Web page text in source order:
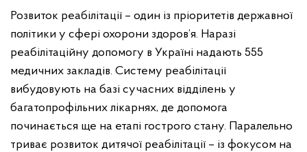
Розвиток реабілітації – один із пріоритетів державної
політики у сфері охорони здоров’я. Наразі
реабілітаційну допомогу в Україні надають 555
медичних закладів. Систему реабілітації
вибудовують на базі сучасних відділень у
багатопрофільних лікарнях, де допомога
починається ще на етапі гострого стану. Паралельно
триває розвиток дитячої реабілітації – із фокусом на